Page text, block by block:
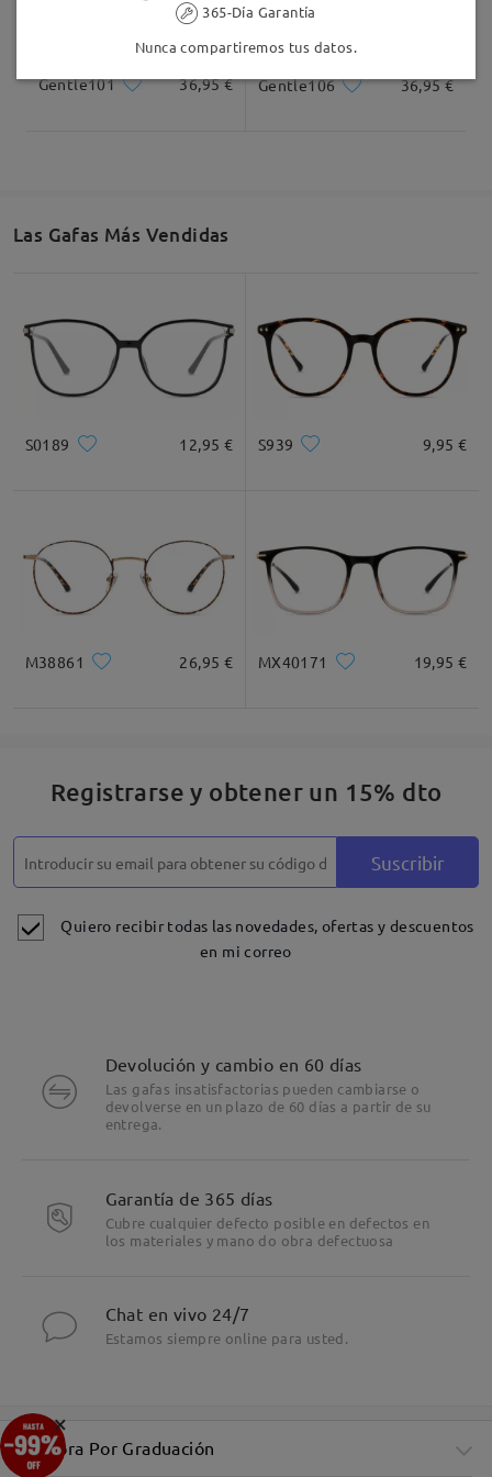
Gentle101 36,95 € Gentle106 36,95 €
Las Gafas Más Vendidas
S0189 12,95 € S939 9,95 €
M38861 26,95 € MX40171 19,95 €
Registrarse y obtener un 15% dto
Suscribir
Quiero recibir todas las novedades, ofertas y descuentos
en mi correo
Devolución y cambio en 60 días
Las gafas insatisfactorias pueden cambiarse o
devolverse en un plazo de 60 días a partir de su
entrega.
Garantía de 365 días
Cubre cualquier defecto posible en defectos en
los materiales y mano do obra defectuosa
Chat en vivo 24/7
Estamos siempre online para usted.
Compra Por Graduación
×
365-Día Garantía
Nunca compartiremos tus datos.